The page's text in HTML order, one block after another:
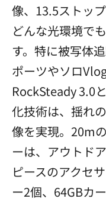
像、13.5ストッ
どんな光環境で
す。特に被写体
ポーツやソロ
RockSteady 3.0
化技術は、揺れ
像を実現。20m
ーは、アウトド
ピースのアクセ
ー2個、64GBカ